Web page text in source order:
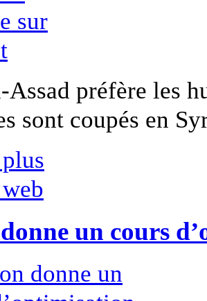
préfère les
sont coupés en
un cours